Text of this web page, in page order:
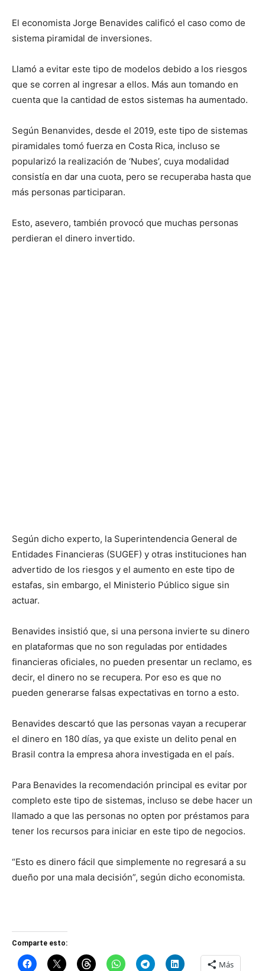
El economista Jorge Benavides calificó el caso como de
sistema piramidal de inversiones.
Llamó a evitar este tipo de modelos debido a los riesgos
que se corren al ingresar a ellos. Más aun tomando en
cuenta que la cantidad de estos sistemas ha aumentado.
Según Benanvides, desde el 2019, este tipo de sistemas
piramidales tomó fuerza en Costa Rica, incluso se
popularizó la realización de ‘Nubes’, cuya modalidad
consistía en dar una cuota, pero se recuperaba hasta que
más personas participaran.
Esto, asevero, también provocó que muchas personas
perdieran el dinero invertido.
Según dicho experto, la Superintendencia General de
Entidades Financieras (SUGEF) y otras instituciones han
advertido de los riesgos y el aumento en este tipo de
estafas, sin embargo, el Ministerio Público sigue sin
actuar.
Benavides insistió que, si una persona invierte su dinero
en plataformas que no son reguladas por entidades
financieras oficiales, no pueden presentar un reclamo, es
decir, el dinero no se recupera. Por eso es que no
pueden generarse falsas expectativas en torno a esto.
Benavides descartó que las personas vayan a recuperar
el dinero en 180 días, ya que existe un delito penal en
Brasil contra la empresa ahora investigada en el país.
Para Benavides la recomendación principal es evitar por
completo este tipo de sistemas, incluso se debe hacer un
llamado a que las personas no opten por préstamos para
tener los recursos para iniciar en este tipo de negocios.
“Esto es dinero fácil que simplemente no regresará a su
dueño por una mala decisión”, según dicho economista.
Comparte esto:
Más